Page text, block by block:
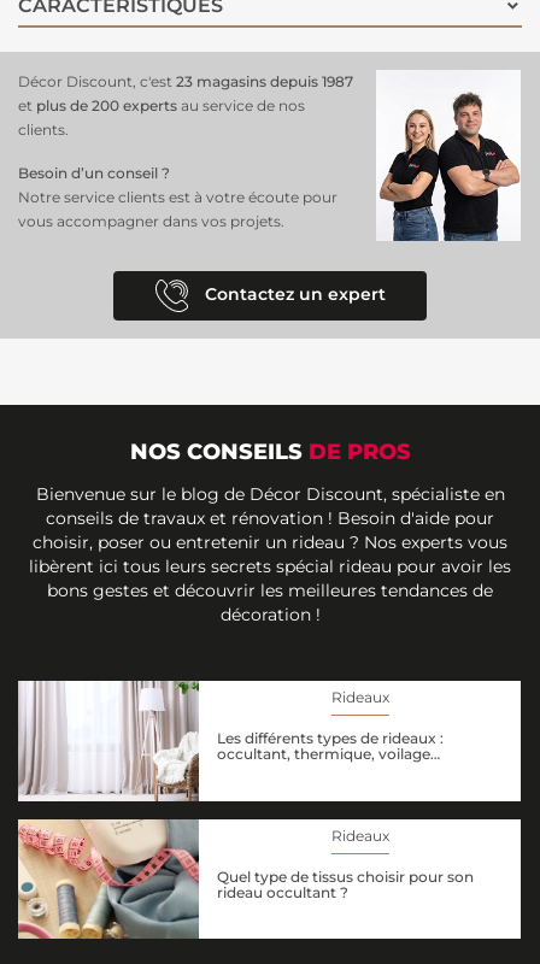
CARACTÉRISTIQUES
Décor Discount, c'est 23 magasins depuis 1987
et plus de 200 experts au service de nos
clients.
Besoin d’un conseil ?
Notre service clients est à votre écoute pour
vous accompagner dans vos projets.
Contactez un expert
NOS CONSEILS DE PROS
Bienvenue sur le blog de Décor Discount, spécialiste en
conseils de travaux et rénovation ! Besoin d'aide pour
choisir, poser ou entretenir un rideau ? Nos experts vous
libèrent ici tous leurs secrets spécial rideau pour avoir les
bons gestes et découvrir les meilleures tendances de
décoration !
Rideaux
Les différents types de rideaux :
occultant, thermique, voilage…
Rideaux
Quel type de tissus choisir pour son
rideau occultant ?